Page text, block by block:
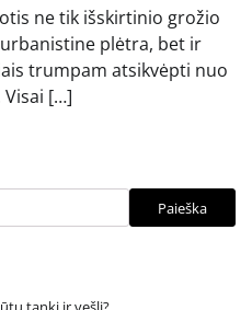
ne tik išskirtinio grožio
plėtra, bet ir
trumpam atsikvėpti nuo
[…]
Paieška